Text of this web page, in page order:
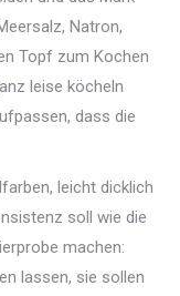
Natron,
Topf zum Kochen
leise köcheln
dass die
leicht dicklich
soll wie die
machen:
lassen, sie sollen